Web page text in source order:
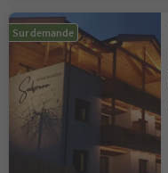
Sur demande